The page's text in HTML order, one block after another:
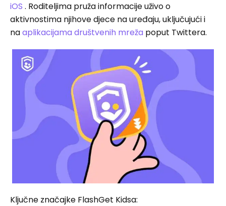
iOS . Roditeljima pruža informacije uživo o
aktivnostima njihove djece na uređaju, uključujući i
naaplikacijama društvenih mreža poput Twittera.
Ključne značajke FlashGet Kidsa: